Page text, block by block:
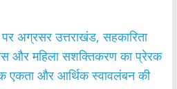
पर अग्रसर उत्तराखंड, सहकारिता
और महिला सशक्तिकरण का प्रेरक
एकता और आर्थिक स्वावलंबन की